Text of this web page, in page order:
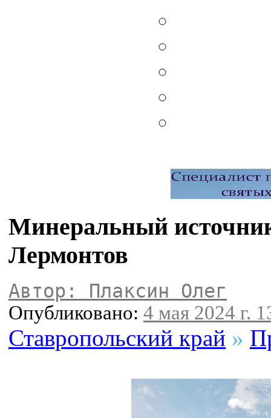
Минеральный
Лермонтов
Автор: Плаксин Олег
Опубликовано: 4 мая 2024 г.
Ставропольский край »